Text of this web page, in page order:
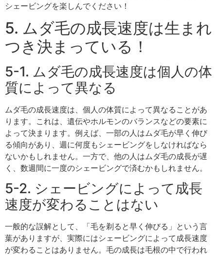
シェービングを楽しんでください！
5. ムダ毛の成長速度は生まれ
つき決まっている！
5-1. ムダ毛の成長速度は個人の体
質によって異なる
ムダ毛の成長速度は、個人の体質によって異なることがあ
ります。これは、遺伝やホルモンのバランスなどの要素に
よって決まります。例えば、一部の人はムダ毛が早く伸び
る傾向があり、週に何度もシェービングをしなければなら
ないかもしれません。一方で、他の人はムダ毛の成長が遅
く、数週間に一度のシェービングで済むかもしれません。
5-2. シェービングによって成長
速度が変わることはない
一般的な誤解として、「毛を剃ると早く伸びる」という言
葉がありますが、実際にはシェービングによって成長速度
が変わることはありません。毛の成長は毛根の中で行われ